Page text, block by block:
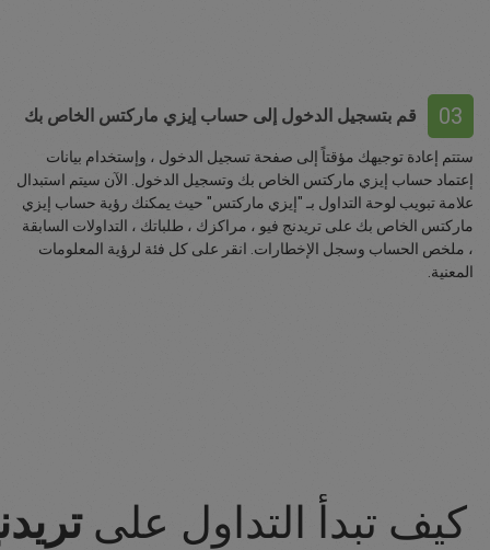
03 قم بتسجيل الدخول إلى حساب إيزي ماركتس الخاص بك
ستتم إعادة توجيهك مؤقتاً إلى صفحة تسجيل الدخول ، وإستخدام بيانات
إعتماد حساب إيزي ماركتس الخاص بك وتسجيل الدخول. الآن سيتم استبدال
علامة تبويب لوحة التداول بـ "إيزي ماركتس" حيث يمكنك رؤية حساب إيزي
ماركتس الخاص بك على تريدنج فيو ، مراكزك ، طلباتك ، التداولات السابقة
، ملخص الحساب وسجل الإخطارات. انقر على كل فئة لرؤية المعلومات
المعنية.
كيف تبدأ التداول على